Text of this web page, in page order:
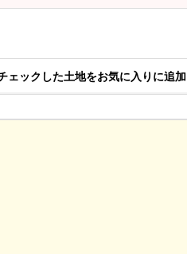
ェックした土地をお気に入りに追加